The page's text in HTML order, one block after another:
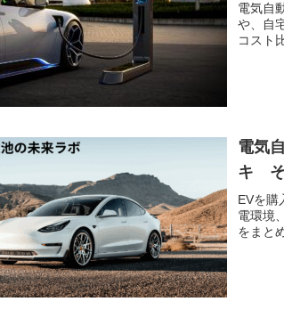
電気自
や、自
コスト
電気
キ そ
EVを購
電環境
をまと